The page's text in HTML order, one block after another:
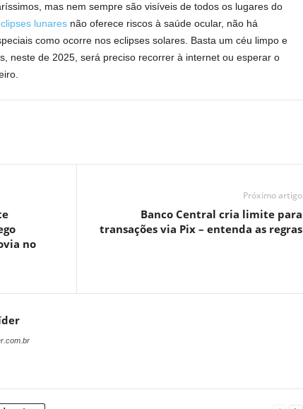
mas nem sempre são visíveis de todos os lugares do
lunares não oferece riscos à saúde ocular, não há
como ocorre nos eclipses solares. Basta um céu limpo e
neste de 2025, será preciso recorrer à internet ou esperar o
no
Próximo artigo
Banco Central cria limite para
transações via Pix – entenda as regras